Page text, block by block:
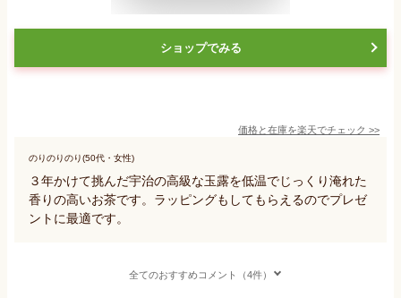
ショップでみる
価格と在庫を楽天でチェック >>
のりのりのり(50代・女性)
３年かけて挑んだ宇治の高級な玉露を低温でじっくり淹れた
香りの高いお茶です。ラッピングもしてもらえるのでプレゼ
ントに最適です。
全てのおすすめコメント（4件）